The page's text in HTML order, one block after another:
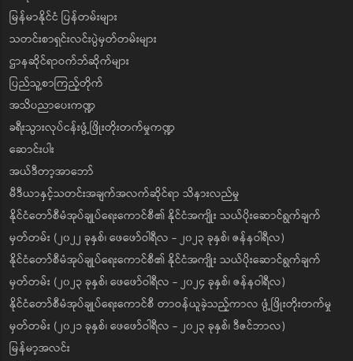
မြန်မာနိုင်ငံ ပြန်တမ်းများ
သတင်းစာရှင်းလင်းပွဲမှတ်တမ်းများ
ဌာနဆိုင်ရာဝက်ဘ်ဆိုက်များ
ပြည်သူ့စာကြည့်တိုက်
အသိပညာပေးကဏ္ဍ
ခရီးသွားလုပ်ငန်းဖွံ့ဖြိုးတိုးတက်မှုကဏ္ဍ
ဆောင်းပါး
အယ်ဒီတာ့အာဘော်
မီဒီယာနှင့်သတင်းအချက်အလက်ဆိုင်ရာ သိနားလည်မှု
နိုင်ငံတော်စီမံအုပ်ချုပ်ရေးကောင်စီ၏ နိုင်ငံအကျိုး သယ်ပိုးဆောင်ရွက်ချက်
မှတ်တမ်း (၂၀၂၂ ခုနှစ်၊ ဖေဖော်ဝါရီလ - ၂၀၂၃ ခုနှစ်၊ ဇန်နဝါရီလ)
နိုင်ငံတော်စီမံအုပ်ချုပ်ရေးကောင်စီ၏ နိုင်ငံအကျိုး သယ်ပိုးဆောင်ရွက်ချက်
မှတ်တမ်း (၂၀၂၃ ခုနှစ်၊ ဖေဖော်ဝါရီလ - ၂၀၂၄ ခုနှစ်၊ ဇန်နဝါရီလ)
နိုင်ငံတော်စီမံအုပ်ချုပ်ရေးကောင်စီ တာဝန်ယူခဲ့သည့်ကာလ ဖွံ့ဖြိုးတိုးတက်မှု
မှတ်တမ်း (၂၀၂၁ ခုနှစ်၊ ဖေဖော်ဝါရီလ - ၂၀၂၃ ခုနှစ်၊ ဒီဇင်ဘာလ)
မြန်မာ့အလင်း